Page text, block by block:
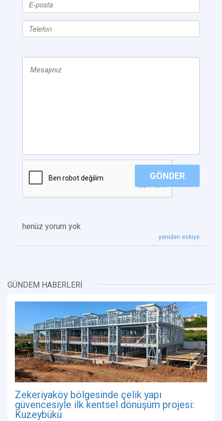
GÖNDER
henüz yorum yok
yeniden eskiye
GÜNDEM HABERLERİ
Zekeriyaköy bölgesinde çelik yapı
güvencesiyle ilk kentsel dönüşüm projesi:
Kuzeybükü